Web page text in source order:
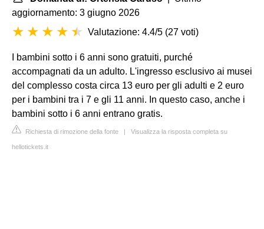
aggiornamento: 3 giugno 2026
Valutazione: 4.4/5 (27 voti)
I bambini sotto i 6 anni sono gratuiti, purché
accompagnati da un adulto. L'ingresso esclusivo ai musei
del complesso costa circa 13 euro per gli adulti e 2 euro
per i bambini tra i 7 e gli 11 anni. In questo caso, anche i
bambini sotto i 6 anni entrano gratis.
Richiesta di rimozione della fonte | Visualizza la risposta completa su
hellotickets.it